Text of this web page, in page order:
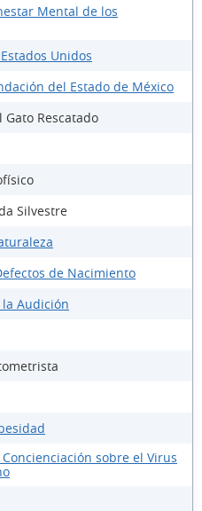
Mental de los
Unidos
del Estado de México
Rescatado
Silvestre
de Nacimiento
Audición
sobre el Virus